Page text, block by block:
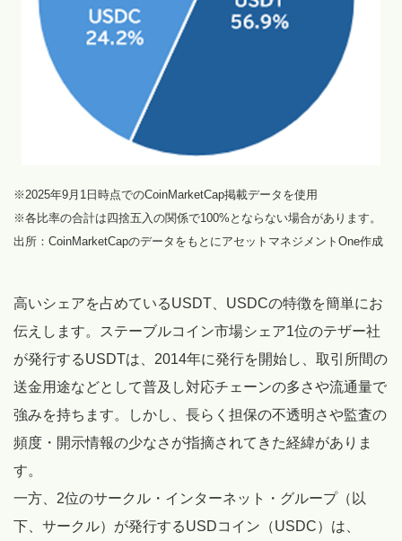
※2025年9月1日時点でのCoinMarketCap掲載データを使用
※各比率の合計は四捨五入の関係で100%とならない場合があります。
出所：CoinMarketCapのデータをもとにアセットマネジメントOne作成
高いシェアを占めているUSDT、USDCの特徴を簡単にお
伝えします。ステーブルコイン市場シェア1位のテザー社
が発行するUSDTは、2014年に発行を開始し、取引所間の
送金用途などとして普及し対応チェーンの多さや流通量で
強みを持ちます。しかし、長らく担保の不透明さや監査の
頻度・開示情報の少なさが指摘されてきた経緯がありま
す。
一方、2位のサークル・インターネット・グループ（以
下、サークル）が発行するUSDコイン（USDC）は、